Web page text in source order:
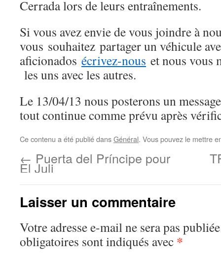
Cerrada lors de leurs entraînements.
Si vous avez envie de vous joindre à
vous souhaitez partager un véhicule
aficionados écrivez-nous et nous vous
les uns avec les autres.
Le 13/04/13 nous posterons un
tout continue comme prévu après
Ce contenu a été publié dansGénéral. Vous pouvez le mettre
← Puerta del Príncipe pour
El Juli
Laisser un commentaire
Votre adresse e-mail ne sera pas
obligatoires sont indiqués avec *